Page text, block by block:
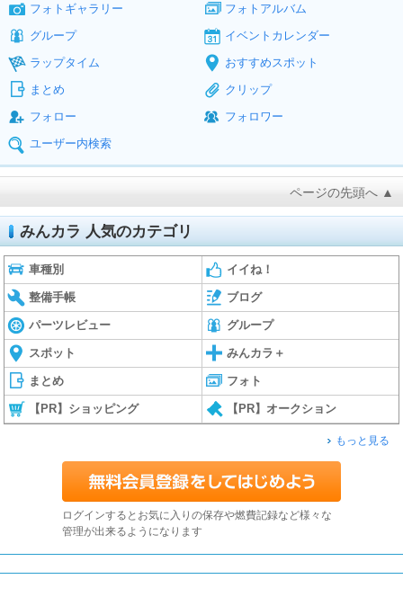
フォトギャラリー
フォトアルバム
グループ
イベントカレンダー
ラップタイム
おすすめスポット
まとめ
クリップ
フォロー
フォロワー
ユーザー内検索
ページの先頭へ ▲
みんカラ 人気のカテゴリ
車種別 イイね！
整備手帳 ブログ
パーツレビュー グループ
スポット みんカラ＋
まとめ フォト
【PR】ショッピング 【PR】オークション
もっと見る
ログインするとお気に入りの保存や燃費記録など様々な
管理が出来るようになります